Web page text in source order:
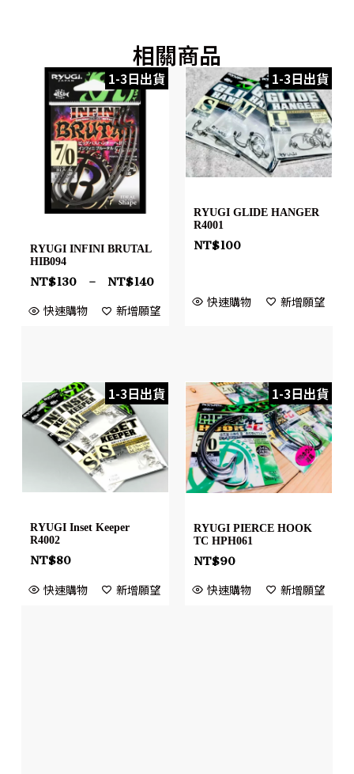
相關商品
1-3日出貨
RYUGI INFINI BRUTAL
HIB094
NT$130 – NT$140
快速購物 新增願望
1-3日出貨
RYUGI GLIDE HANGER
R4001
NT$100
快速購物 新增願望
1-3日出貨
RYUGI Inset Keeper
R4002
NT$80
快速購物 新增願望
1-3日出貨
RYUGI PIERCE HOOK
TC HPH061
NT$90
快速購物 新增願望